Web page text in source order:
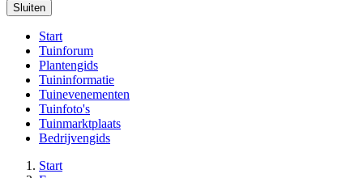
Sluiten
Start
Tuinforum
Plantengids
Tuininformatie
Tuinevenementen
Tuinfoto's
Tuinmarktplaats
Bedrijvengids
Start